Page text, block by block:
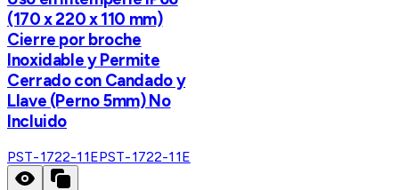
(170 x 220 x 110 mm)
Cierre por broche
Inoxidable y Permite
Cerrado con Candado y
Llave (Perno 5mm) No
Incluido
PST-1722-11EPST-1722-11E